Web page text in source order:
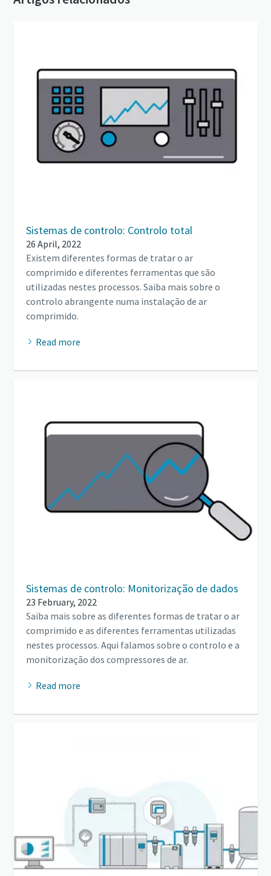
Sistemas de controlo: Controlo total
26 April, 2022
Existem diferentes formas de tratar o ar
comprimido e diferentes ferramentas que são
utilizadas nestes processos. Saiba mais sobre o
controlo abrangente numa instalação de ar
comprimido.
Read more
Sistemas de controlo: Monitorização de dados
23 February, 2022
Saiba mais sobre as diferentes formas de tratar o ar
comprimido e as diferentes ferramentas utilizadas
nestes processos. Aqui falamos sobre o controlo e a
monitorização dos compressores de ar.
Read more